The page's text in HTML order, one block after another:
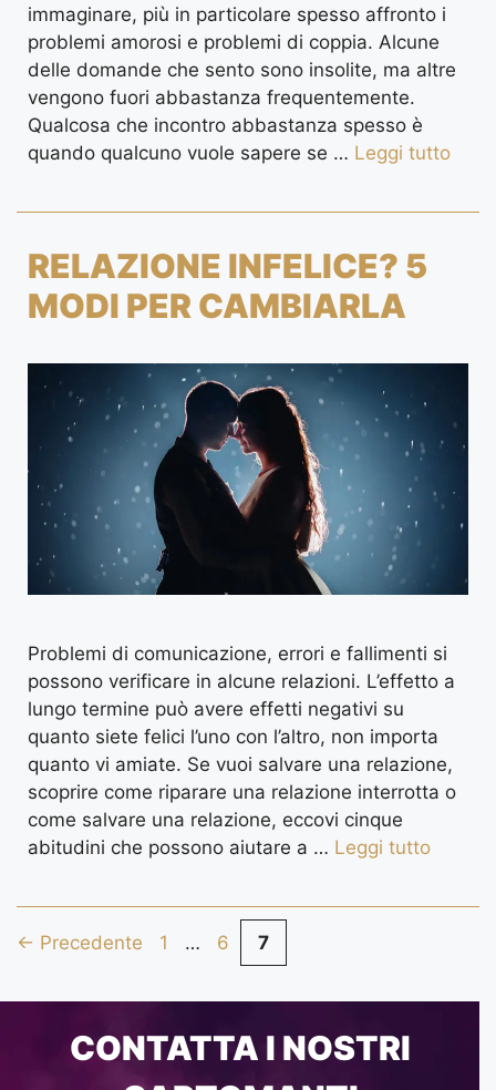
immaginare, più in particolare spesso affronto i
problemi amorosi e problemi di coppia. Alcune
delle domande che sento sono insolite, ma altre
vengono fuori abbastanza frequentemente.
Qualcosa che incontro abbastanza spesso è
quando qualcuno vuole sapere se … Leggi tutto
RELAZIONE INFELICE? 5
MODI PER CAMBIARLA
Problemi di comunicazione, errori e fallimenti si
possono verificare in alcune relazioni. L’effetto a
lungo termine può avere effetti negativi su
quanto siete felici l’uno con l’altro, non importa
quanto vi amiate. Se vuoi salvare una relazione,
scoprire come riparare una relazione interrotta o
come salvare una relazione, eccovi cinque
abitudini che possono aiutare a … Leggi tutto
← Precedente 1 … 6 7
CONTATTA I NOSTRI